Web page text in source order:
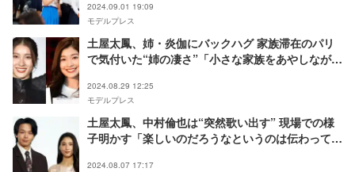
2024.09.01 19:09
モデルプレス
土屋太鳳、姉・炎伽にバックハグ 家族滞在のパリ
で気付いた“姉の凄さ”「小さな家族をあやしなが
2024.08.29 12:25
モデルプレス
土屋太鳳、中村倫也は“突然歌い出す” 現場での様
子明かす「楽しいのだろうなというのは伝わってま
2024.08.07 17:17